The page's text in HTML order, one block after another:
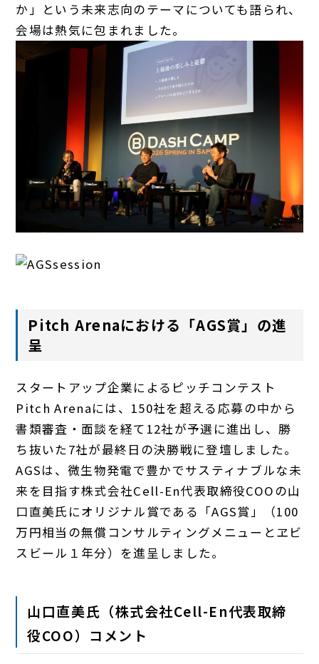
か」という未来志向のテーマについても語られ、
会場は熱気に包まれました。
Pitch Arenaにおける「AGS賞」の進
呈
スタートアップ企業によるピッチコンテスト
Pitch Arenaには、150社を超える応募の中から
書類審査・面談を経て12社が予選に進出し、勝
ち抜いた7社が最終日の決勝戦に登壇しました。
AGSは、微生物発電で豊かでサスティナブルな未
来を目指す株式会社Cell-En代表取締役COOの山
口直美氏にオリジナル賞である「AGS賞」（100
万円相当の無償コンサルティングメニューとヱビ
スビール１年分）を進呈しました。
山口直美氏（株式会社Cell-En代表取締
役COO）コメント